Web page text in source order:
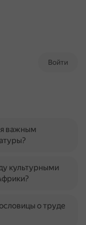
Войти
важным
культурными
о труде